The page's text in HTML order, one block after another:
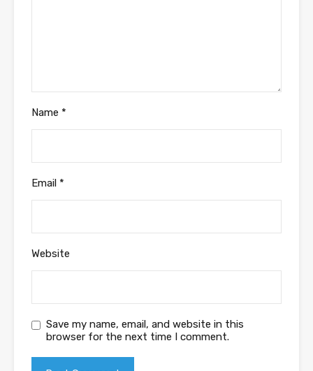
Name *
Email *
Website
Save my name, email, and website in this
browser for the next time I comment.